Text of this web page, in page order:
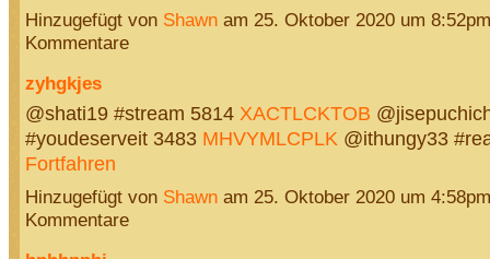
Hinzugefügt von Shawnam 25. Oktober 2020 um
Kommentare
zyhgkjes
@shati19 #stream 5814 XACTLCKTOB
#youdeserveit 3483 MHVYMLCPLK@ithungy33
Fortfahren
Hinzugefügt von Shawnam 25. Oktober 2020 um
Kommentare